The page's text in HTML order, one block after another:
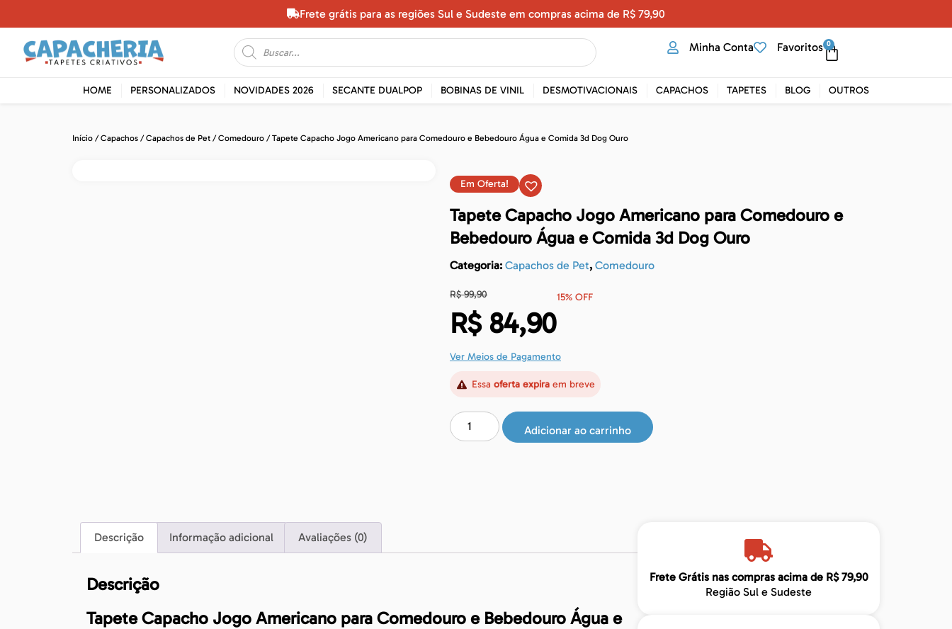
Frete grátis para as regiões Sul e Sudeste em compras acima de R$ 79,90
Minha Conta Favoritos 0
HOME PERSONALIZADOS NOVIDADES 2026 SECANTE DUALPOP BOBINAS DE VINIL DESMOTIVACIONAIS CAPACHOS TAPETES BLOG OUTROS
Início /Capachos /Capachos de Pet /Comedouro / Tapete Capacho Jogo Americano para Comedouro e Bebedouro Água e Comida 3d Dog Ouro
Em Oferta!
Tapete Capacho Jogo Americano para Comedouro e
Bebedouro Água e Comida 3d Dog Ouro
Categoria: Capachos de Pet, Comedouro
R$99,90
R$84,90
15% OFF
Ver Meios de Pagamento
Essa oferta expiraem breve
Adicionar ao carrinho
Descrição Informação adicional Avaliações (0)
Descrição
Tapete Capacho Jogo Americano para Comedouro e Bebedouro Água e
Frete Grátis nas compras acima de R$ 79,90
Região Sul e Sudeste